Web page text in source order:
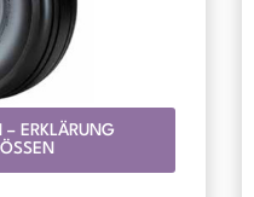
– ERKLÄRUNG